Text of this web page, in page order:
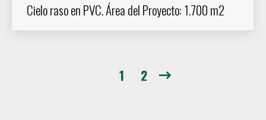
Cielo raso en PVC. Área del Proyecto: 1.700 m2
1 2